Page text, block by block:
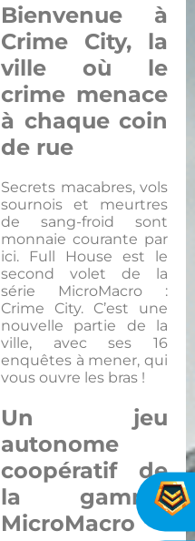
Bienvenue à
Crime City, la
ville où le
crime menace
à chaque coin
de rue
Secrets macabres, vols
sournois et meurtres
de sang-froid sont
monnaie courante par
ici. Full House est le
second volet de la
série MicroMacro :
Crime City. C’est une
nouvelle partie de la
ville, avec ses 16
enquêtes à mener, qui
vous ouvre les bras !
Un jeu
autonome
coopératif de
la gamme
MicroMacro